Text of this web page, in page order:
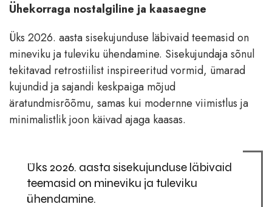
Ühekorraga nostalgiline ja kaasaegne
Üks 2026. aasta sisekujunduse läbivaid teemasid on
mineviku ja tuleviku ühendamine. Sisekujundaja sõnul
tekitavad retrostiilist inspireeritud vormid, ümarad
kujundid ja sajandi keskpaiga mõjud
äratundmisrõõmu, samas kui modernne viimistlus ja
minimalistlik joon käivad ajaga kaasas.
Üks 2026. aasta sisekujunduse läbivaid
teemasid on mineviku ja tuleviku
ühendamine.